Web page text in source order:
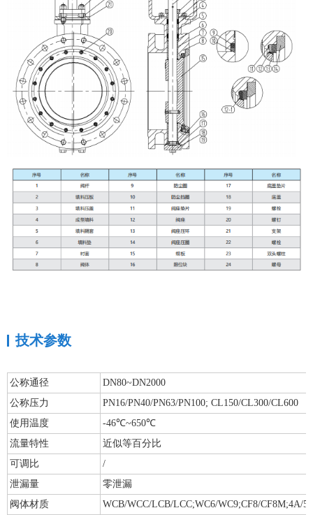
技术参数
公称通径
DN80~DN2000
公称压力
PN16/PN40/PN63/PN100; CL150/CL300/CL600
使用温度
-46℃~650℃
流量特性
近似等百分比
可调比
/
泄漏量
零泄漏
阀体材质
WCB/WCC/LCB/LCC;WC6/WC9;CF8/CF8M;4A/